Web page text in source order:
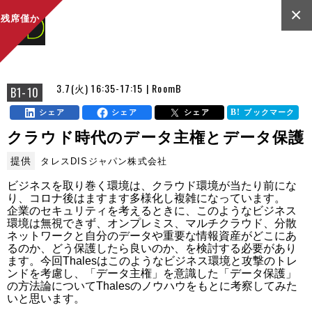
B1-10 3.7(火) 16:35-17:15 | RoomB
×
シェア シェア シェア ブックマーク
残席僅か
クラウド時代のデータ主権とデータ保護
提供 タレスDISジャパン株式会社
ビジネスを取り巻く環境は、クラウド環境が当たり前にな
り、コロナ後はますます多様化し複雑になっています。
企業のセキュリティを考えるときに、このようなビジネス
環境は無視できず、オンプレミス、マルチクラウド、分散
ネットワークと自分のデータや重要な情報資産がどこにあ
るのか、どう保護したら良いのか、を検討する必要があり
ます。今回Thalesはこのようなビジネス環境と攻撃のトレ
ンドを考慮し、「データ主権」を意識した「データ保護」
の方法論についてThalesのノウハウをもとに考察してみた
いと思います。